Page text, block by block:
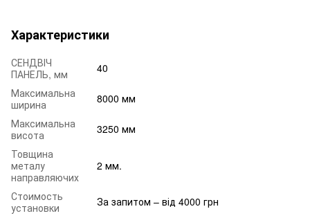
Характеристики
СЕНДВІЧ
ПАНЕЛЬ, мм
40
Максимальна
ширина
8000 мм
Максимальна
висота
3250 мм
Товщина
металу
направляючих
2 мм.
Стоимость
установки
За запитом – від 4000 грн